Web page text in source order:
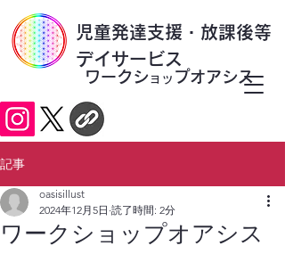
​児童発達支援・放課後等
デイサービス
ワークシ ョッ プオアシス
記事
ワークショップオアシス
oasisillust
2024年12月5日 読了時間: 2分